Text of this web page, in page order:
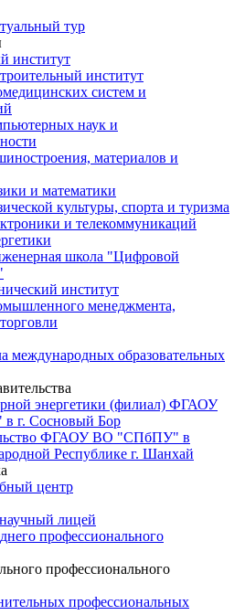
тур
институт
институт
систем и
наук и
материалов и
и математики
культуры, спорта и туризма
и телекоммуникаций
школа "Цифровой
институт
менеджмента,
международных образовательных
энергетики (филиал) ФГАОУ
г. Сосновый Бор
ФГАОУ ВО "СПбПУ" в
Республике г. Шанхай
центр
лицей
профессионального
профессионального
профессиональных